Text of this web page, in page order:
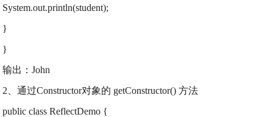
System.out.println(student);
}
}
输出：John
2、通过Constructor对象的 getConstructor() 方法
public class ReflectDemo {